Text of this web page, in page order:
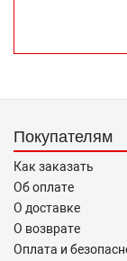
продаже,
выбора
«О защите прав
Покупателям
Как заказать
Об оплате
О доставке
О возврате
Оплата и